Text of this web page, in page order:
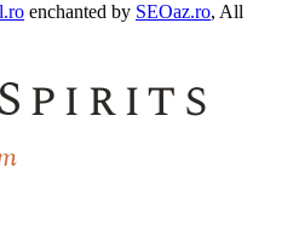
enchanted by SEOaz.ro, All